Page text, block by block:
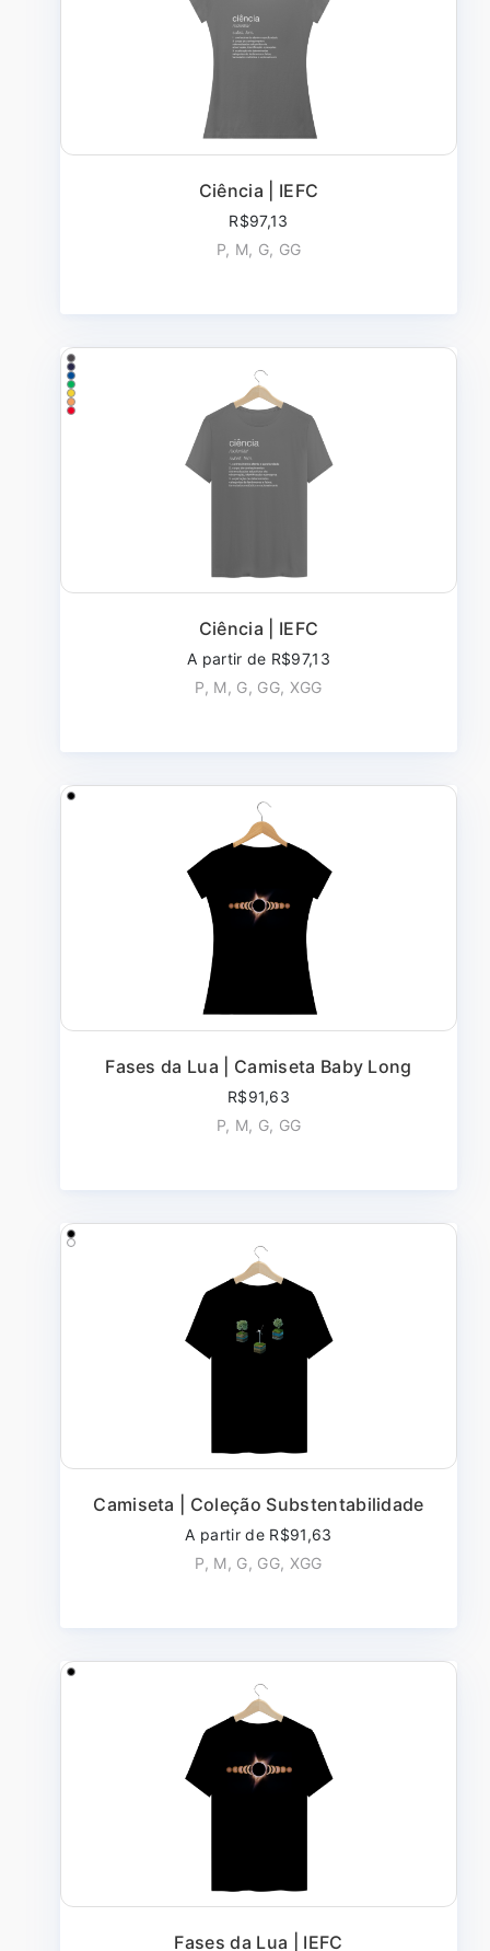
Ciência | IEFC
R$97,13
P, M, G, GG
Ciência | IEFC
A partir de R$97,13
P, M, G, GG, XGG
Fases da Lua | Camiseta Baby Long
R$91,63
P, M, G, GG
Camiseta | Coleção Substentabilidade
A partir de R$91,63
P, M, G, GG, XGG
Fases da Lua | IEFC